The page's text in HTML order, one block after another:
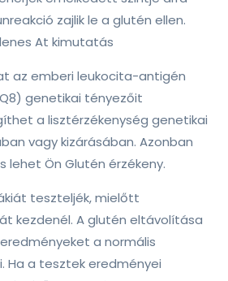
zajlik le a glutén ellen.
At kimutatás
az emberi leukocita-antigén
genetikai tényezőit
a lisztérzékenység genetikai
vagy kizárásában. Azonban
lehet Ön Glutén érzékeny.
teszteljék, mielőtt
kezdenél. A glutén eltávolítása
a normális
Ha a tesztek eredményei